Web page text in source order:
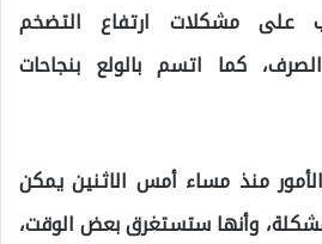
على مشكلات ارتفاع التضخم
كما اتسم بالولع بنجاحات
منذ مساء أمس الاثنين يمكن
مشكلة، وأنها ستستغرق بعض الوقت،